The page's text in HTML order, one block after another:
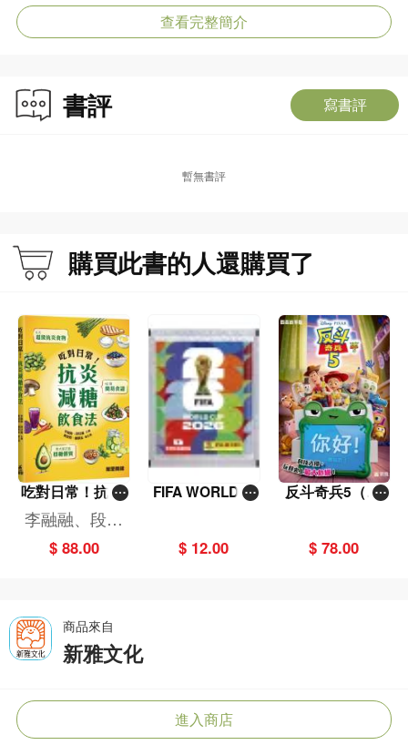
查看完整簡介
書評 寫書評
暫無書評
購買此書的人還購買了
吃對日常！抗炎
減糖飲食法
李融融、段佳
麗,黃梨煜、顧
凱辰
$ 88.00
FIFA WORLD C
包）
$ 12.00
反斗奇兵5（圖
$ 78.00
商品來自
新雅文化
進入商店